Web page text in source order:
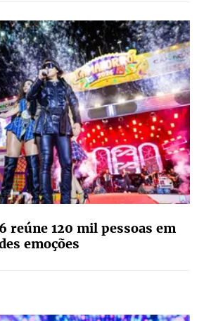
reúne 120 mil pessoas em
emoções